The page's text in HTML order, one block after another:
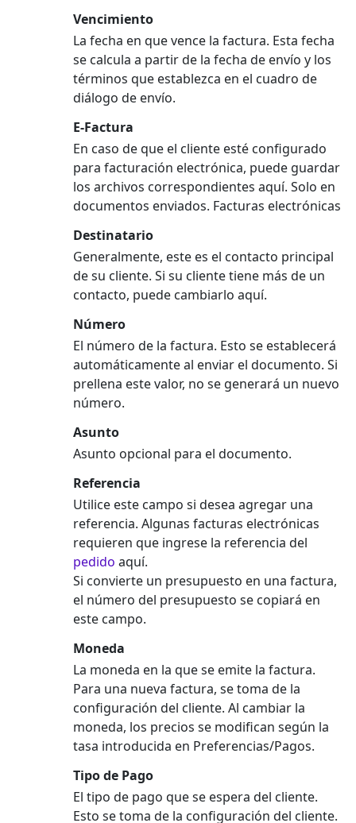
Vencimiento
La fecha en que vence la factura. Esta fecha
se calcula a partir de la fecha de envío y los
términos que establezca en el cuadro de
diálogo de envío.
E-Factura
En caso de que el cliente esté configurado
para facturación electrónica, puede guardar
los archivos correspondientes aquí. Solo en
documentos enviados. Facturas electrónicas
Destinatario
Generalmente, este es el contacto principal
de su cliente. Si su cliente tiene más de un
contacto, puede cambiarlo aquí.
Número
El número de la factura. Esto se establecerá
automáticamente al enviar el documento. Si
prellena este valor, no se generará un nuevo
número.
Asunto
Asunto opcional para el documento.
Referencia
Utilice este campo si desea agregar una
referencia. Algunas facturas electrónicas
requieren que ingrese la referencia del
pedido aquí.
Si convierte un presupuesto en una factura,
el número del presupuesto se copiará en
este campo.
Moneda
La moneda en la que se emite la factura.
Para una nueva factura, se toma de la
configuración del cliente. Al cambiar la
moneda, los precios se modifican según la
tasa introducida en Preferencias/Pagos.
Tipo de Pago
El tipo de pago que se espera del cliente.
Esto se toma de la configuración del cliente.